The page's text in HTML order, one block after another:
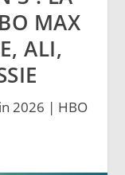
MAX
ALI,
2026 | HBO